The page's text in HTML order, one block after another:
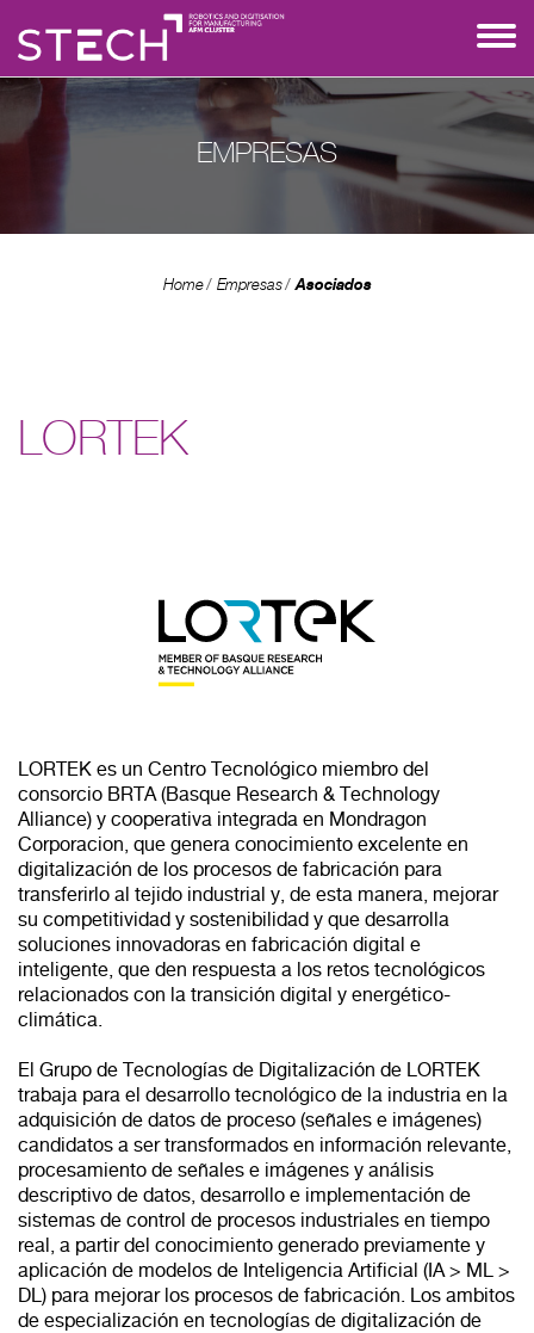
EMPRESAS
Home Empresas Asociados
LORTEK
LORTEK es un Centro Tecnológico miembro del
consorcio BRTA (Basque Research & Technology
Alliance) y cooperativa integrada en Mondragon
Corporacion, que genera conocimiento excelente en
digitalización de los procesos de fabricación para
transferirlo al tejido industrial y, de esta manera, mejorar
su competitividad y sostenibilidad y que desarrolla
soluciones innovadoras en fabricación digital e
inteligente, que den respuesta a los retos tecnológicos
relacionados con la transición digital y energético-
climática.
El Grupo de Tecnologías de Digitalización de LORTEK
trabaja para el desarrollo tecnológico de la industria en la
adquisición de datos de proceso (señales e imágenes)
candidatos a ser transformados en información relevante,
procesamiento de señales e imágenes y análisis
descriptivo de datos, desarrollo e implementación de
sistemas de control de procesos industriales en tiempo
real, a partir del conocimiento generado previamente y
aplicación de modelos de Inteligencia Artificial (IA > ML >
DL) para mejorar los procesos de fabricación. Los ambitos
de especialización en tecnologías de digitalización de